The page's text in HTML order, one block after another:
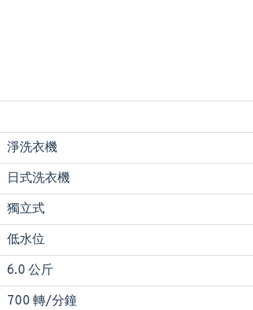
淨洗衣機
日式洗衣機
獨立式
低水位
6.0 公斤
700 轉/分鐘